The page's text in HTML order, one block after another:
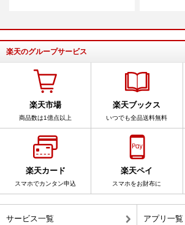
楽天のグループサービス
楽天市場
商品数は1億点以上
楽天ブックス
いつでも全品送料無料
楽天カード
スマホでカンタン申込
楽天ペイ
スマホをお財布に
サービス一覧 アプリ一覧